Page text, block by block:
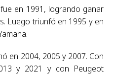
en 1991, logrando ganar
Luego triunfó en 1995 y en
en 2004, 2005 y 2007. Con
y 2021 y con Peugeot